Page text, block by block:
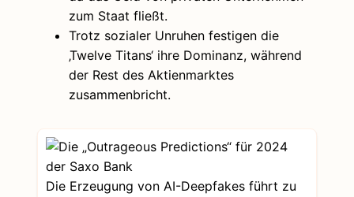
zum Staat fließt.
Trotz sozialer Unruhen festigen die
‚Twelve Titans‘ ihre Dominanz, während
der Rest des Aktienmarktes
zusammenbricht.
Die Erzeugung von AI-Deepfakes führt zu